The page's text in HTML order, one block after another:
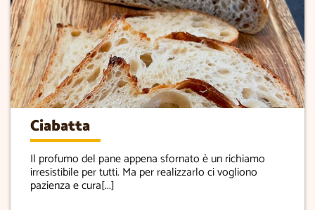
Ciabatta
Il profumo del pane appena sfornato è un richiamo
irresistibile per tutti. Ma per realizzarlo ci vogliono
pazienza e cura[...]